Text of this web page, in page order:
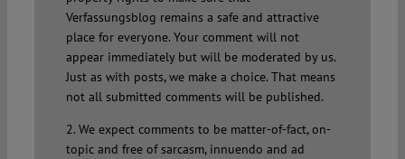
Verfassungsblog remains a safe and attractive
place for everyone. Your comment will not
appear immediately but will be moderated by us.
Just as with posts, we make a choice. That means
not all submitted comments will be published.
2. We expect comments to be matter-of-fact, on-
topic and free of sarcasm, innuendo and ad